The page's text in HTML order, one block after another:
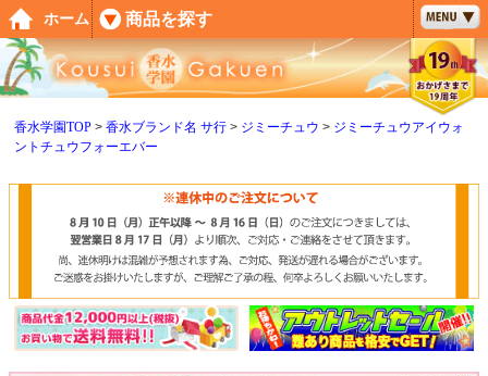
香水学園TOP 香水ブランド名 サ行 ジミーチュウ
ジミーチュウアイウォ
ントチュウフォーエバー
ペー
ジト
ップ
へ
ホーム 商品を探す